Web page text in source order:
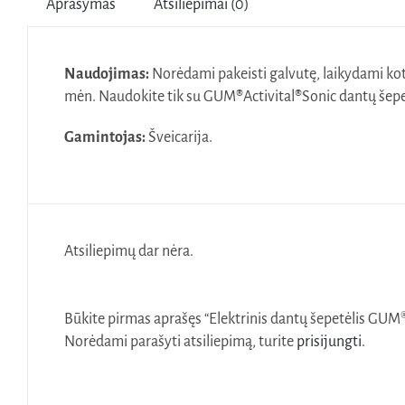
Aprašymas Atsiliepimai (0)
Naudojimas:Norėdami pakeisti galvutę, laikydami
mėn. Naudokite tik su GUM®Activital ®Sonic dantų
Gamintojas:Šveicarija.
Atsiliepimų dar nėra.
Būkite pirmas aprašęs “Elektrinis dantų šepetėlis
Norėdami parašyti atsiliepimą, turite prisijungti.